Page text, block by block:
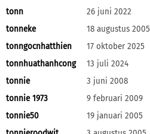
tonn
26 juni 2022
tonneke
18 augustus 2005
tonngocnhatthien
17 oktober 2025
tonnhuathanhcong
13 juli 2024
tonnie
3 juni 2008
tonnie 1973
9 februari 2009
tonnie50
19 januari 2005